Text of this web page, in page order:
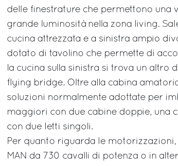
delle finestrature che permettono una
grande luminosità nella zona living.
cucina attrezzata e a sinistra ampio
dotato di tavolino che permette di
la cucina sulla sinistra si trova un altro
flying bridge. Oltre alla cabina
soluzioni normalmente adottate per
maggiori con due cabine doppie, una
con due letti singoli.
Per quanto riguarda le motorizzazioni,
MAN da 730 cavalli di potenza o in